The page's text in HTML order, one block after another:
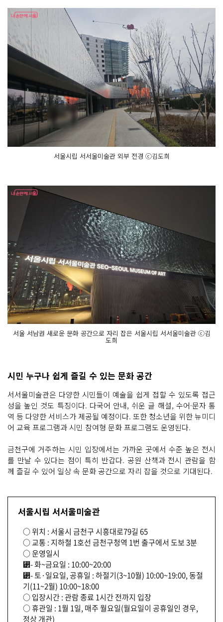
서울시립 서서울미술관 외부 전경 ⓒ김도희
서울 서남권 새로운 문화 공간으로 자리 잡은 서울시립 서서울미술관 ⓒ김
도희
시민 누구나 쉽게 즐길 수 있는 문화 공간
서서울미술관은 다양한 시민들이 예술을 쉽게 접할 수 있도록 접근
성을 높인 것도 특징이다. 다국어 안내, 쉬운 글 해설, 수어·문자 통
역 등 다양한 서비스가 제공될 예정이다. 또한 청소년을 위한 뉴미디
어 교육 프로그램과 시민 참여형 문화 프로그램도 운영된다.
금천구에 거주하는 시민 입장에서는 가까운 곳에서 수준 높은 전시
를 만날 수 있다는 점이 특히 반갑다. 공원 산책과 전시 관람을 함
께 즐길 수 있어 일상 속 문화 공간으로 자리 잡을 것으로 기대된다.
서울시립 서서울미술관
○ 위치 : 서울시 금천구 시흥대로79길 65
○ 교통 : 지하철 1호선 금천구청역 1번 출구에서 도보 3분
○ 운영일시
⁲- 화~금요일 : 10:00~20:00
⁲- 토·일요일, 공휴일 : 하절기(3~10월) 10:00~19:00, 동절
기(11~2월) 10:00~18:00
○ 입장시간 : 관람 종료 1시간 전까지 입장
○ 휴관일 : 1월 1일, 매주 월요일(월요일이 공휴일인 경우,
정상 개관)